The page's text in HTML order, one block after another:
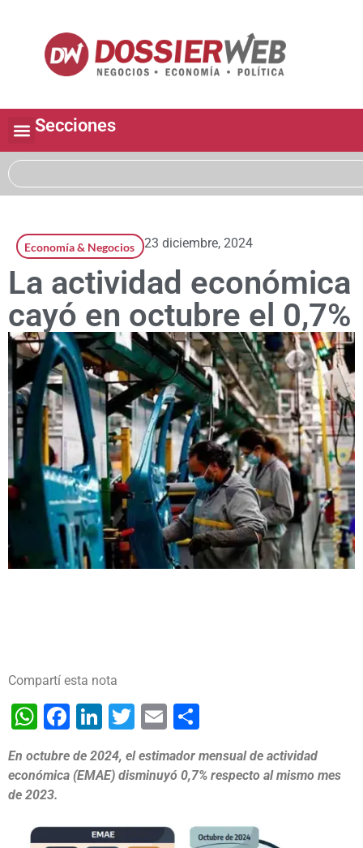
Secciones
Economía & Negocios 23 diciembre, 2024
La actividad económica
cayó en octubre el 0,7%
Compartí esta nota
WhatsApp
Facebook
LinkedIn
Twitter
Email
En octubre de 2024, el estimador mensual de actividad
económica (EMAE) disminuyó 0,7% respecto al mismo mes
de 2023.